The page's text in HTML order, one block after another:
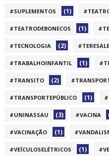
#SUPLEMENTOS (1)
#TEATRODEBONECOS (1)
#TECNOLOGIA (2)
#TRABALHOINFANTIL (1)
#TRANSITO (2)
#TRANSPORTEPÚBLICO (1)
#UNINASSAU (3) #VACINA
#VACINAÇÃO (1)
#VEÍCULOSELÉTRICOS (1)